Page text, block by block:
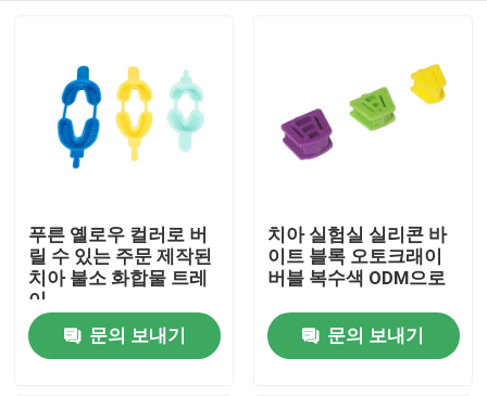
푸른 옐로우 컬러로 버
릴 수 있는 주문 제작된
치아 불소 화합물 트레
이
문의 보내기
치아 실험실 실리콘 바
이트 블록 오토크래이
버블 복수색 ODM으로
문의 보내기